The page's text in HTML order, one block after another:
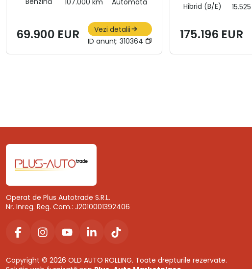
69.900 EUR
Vezi detalii
ID anunț: 310364
Hibrid (B/E)
175.196 EUR
Operat de Plus Autotrade S.R.L.
Nr. Inreg. Reg. Com.: J2010001392406
Copyright © 2026 OLD AUTO ROLLING. Toate drepturile rezervate.